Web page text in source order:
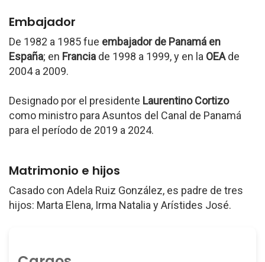
Embajador
De 1982 a 1985 fue embajador de Panamá en
España; en Francia de 1998 a 1999, y en la OEAde
2004 a 2009.
Designado por el presidente Laurentino Cortizo
como ministro para Asuntos del Canal de Panamá
para el período de 2019 a 2024.
Matrimonio e hijos
Casado con Adela Ruiz González, es padre de tres
hijos: Marta Elena, Irma Natalia y Arístides José.